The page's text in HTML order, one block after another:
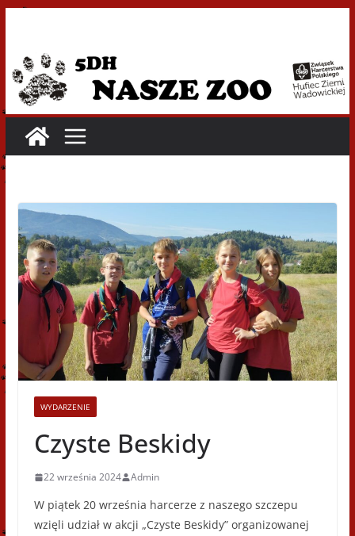
treści
WYDARZENIE
Czyste Beskidy
22 września 2024 Admin
W piątek 20 września harcerze z naszego szczepu
wzięli udział w akcji „Czyste Beskidy” organizowanej